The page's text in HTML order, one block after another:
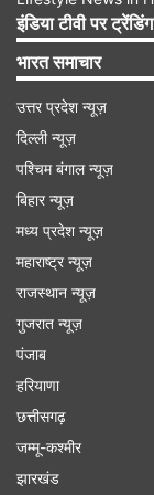
दिया है।
आयरलैंड और
मौका
इंडिया टीवी पर ट्रेंडिंग
भारत समाचार
उत्तर प्रदेश न्यूज़
दिल्ली न्यूज़
पश्चिम बंगाल न्यूज़
बिहार न्यूज़
मध्य प्रदेश न्यूज़
महाराष्ट्र न्यूज़
राजस्थान न्यूज़
गुजरात न्यूज़
पंजाब
हरियाणा
छत्तीसगढ़
जम्मू-कश्मीर
झारखंड